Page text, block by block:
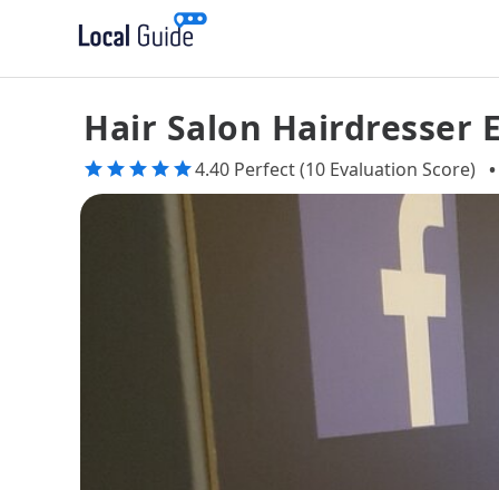
Hair Salon Hairdresser
4.40 Perfect (10 Evaluation Score) •